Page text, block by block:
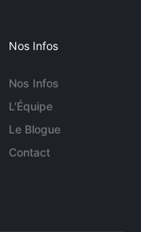
Nos Infos
Nos Infos
L'Équipe
Le Blogue
Contact